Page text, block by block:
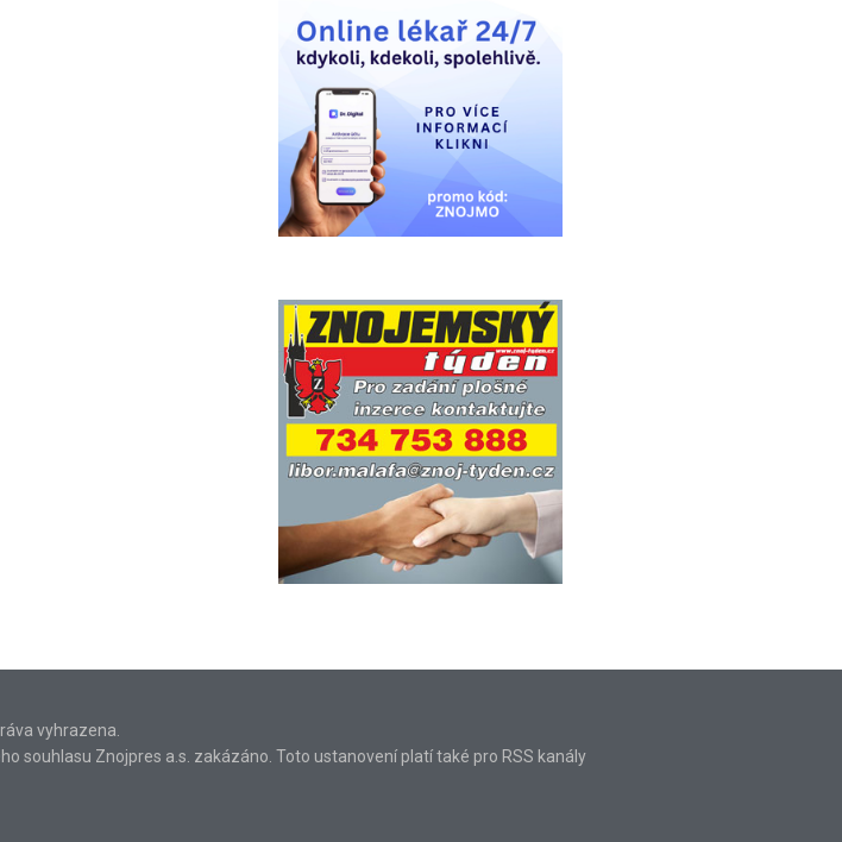
vyhrazena.
souhlasu Znojpres a.s. zakázáno. Toto ustanovení platí také pro RSS kanály